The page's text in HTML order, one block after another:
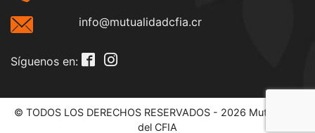
info@mutualidadcfia.cr
Síguenos en:
© TODOS LOS DERECHOS RESERVADOS - 2026 Mutualidad
del CFIA